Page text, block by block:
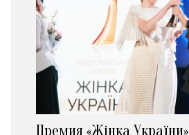
Премия «Жінка України»